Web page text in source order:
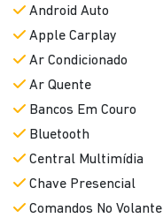
Android Auto
Apple Carplay
Ar Condicionado
Ar Quente
Bancos Em Couro
Bluetooth
Central Multimídia
Chave Presencial
Comandos No Volante